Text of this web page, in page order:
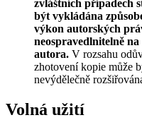
zvláštních případech
být vykládána
výkon autorských
neospravedlnitelně
autora. V rozsahu
zhotovení kopie může
nevýdělečně
Volná užití